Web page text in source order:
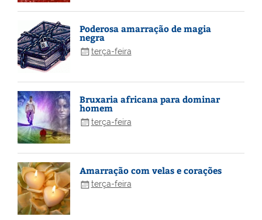
Poderosa amarração de magia
negra
terça-feira
Bruxaria africana para dominar
homem
terça-feira
Amarração com velas e corações
terça-feira